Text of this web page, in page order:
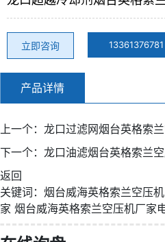
立即咨询 13361376781
产品详情
上一个： 龙口过滤网烟台英格索
下一个： 龙口油滤烟台英格索兰
返回
关键词： 烟台威海英格索兰空压机
家 烟台威海英格索兰空压机厂家